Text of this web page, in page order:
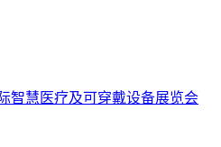
智慧医疗及可穿戴设备展览会